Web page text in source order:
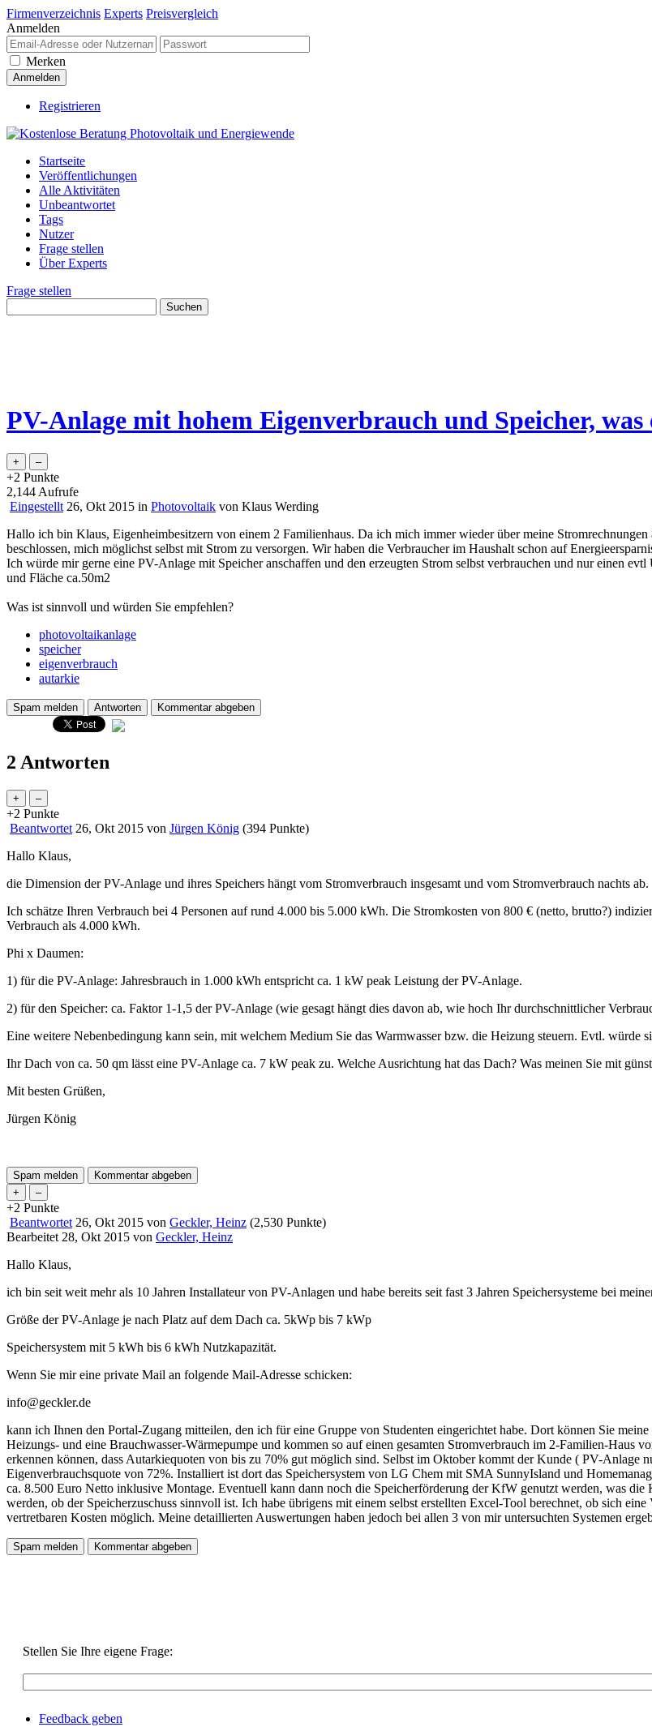
Firmenverzeichnis Experts Preisvergleich
Anmelden
Merken
Registrieren
Startseite
Veröffentlichungen
Alle Aktivitäten
Unbeantwortet
Tags
Nutzer
Frage stellen
Über Experts
Frage stellen
PV-Anlage mit hohem Eigenverbrauch und Speicher,
+2 Punkte
2,144 Aufrufe
Eingestellt 26, Okt 2015 in Photovoltaik von Klaus Werding
Hallo ich bin Klaus, Eigenheimbesitzern von einem 2 Familienhaus. Da ich mich immer wieder über meine
beschlossen, mich möglichst selbst mit Strom zu versorgen. Wir haben die Verbraucher im Haushalt schon auf
Ich würde mir gerne eine PV-Anlage mit Speicher anschaffen und den erzeugten Strom selbst verbrauchen und nur einen
und Fläche ca.50m2
Was ist sinnvoll und würden Sie empfehlen?
photovoltaikanlage
speicher
eigenverbrauch
autarkie
2 Antworten
+2 Punkte
Beantwortet 26, Okt 2015 von Jürgen König (394 Punkte)
Hallo Klaus,
die Dimension der PV-Anlage und ihres Speichers hängt vom Stromverbrauch insgesamt und vom Stromverbrauch nachts ab.
Ich schätze Ihren Verbrauch bei 4 Personen auf rund 4.000 bis 5.000 kWh. Die Stromkosten von 800 € (netto, brutto?)
Verbrauch als 4.000 kWh.
Phi x Daumen:
1) für die PV-Anlage: Jahresbrauch in 1.000 kWh entspricht ca. 1 kW peak Leistung der PV-Anlage.
2) für den Speicher: ca. Faktor 1-1,5 der PV-Anlage (wie gesagt hängt dies davon ab, wie hoch Ihr durchschnittlicher
Eine weitere Nebenbedingung kann sein, mit welchem Medium Sie das Warmwasser bzw. die Heizung steuern. Evtl. würde
Ihr Dach von ca. 50 qm lässt eine PV-Anlage ca. 7 kW peak zu. Welche Ausrichtung hat das Dach? Was meinen Sie mit
Mit besten Grüßen,
Jürgen König
+2 Punkte
Beantwortet 26, Okt 2015 von Geckler, Heinz (2,530 Punkte)
Bearbeitet 28, Okt 2015 von Geckler, Heinz
Hallo Klaus,
ich bin seit weit mehr als 10 Jahren Installateur von PV-Anlagen und habe bereits seit fast 3 Jahren Speichersysteme bei
Größe der PV-Anlage je nach Platz auf dem Dach ca. 5kWp bis 7 kWp
Speichersystem mit 5 kWh bis 6 kWh Nutzkapazität.
Wenn Sie mir eine private Mail an folgende Mail-Adresse schicken:
info@geckler.de
kann ich Ihnen den Portal-Zugang mitteilen, den ich für eine Gruppe von Studenten eingerichtet habe. Dort können Sie
Heizungs- und eine Brauchwasser-Wärmepumpe und kommen so auf einen gesamten Stromverbrauch im 2-Familien-Haus
erkennen können, dass Autarkiequoten von bis zu 70% gut möglich sind. Selbst im Oktober kommt der Kunde ( PV-Anlage
Eigenverbrauchsquote von 72%. Installiert ist dort das Speichersystem von LG Chem mit SMA SunnyIsland und
ca. 8.500 Euro Netto inklusive Montage. Eventuell kann dann noch die Speicherförderung der KfW genutzt werden, was die
werden, ob der Speicherzuschuss sinnvoll ist. Ich habe übrigens mit einem selbst erstellten Excel-Tool berechnet, ob sich
vertretbaren Kosten möglich. Meine detaillierten Auswertungen haben jedoch bei allen 3 von mir untersuchten Systemen
Stellen Sie Ihre eigene Frage:
Feedback geben